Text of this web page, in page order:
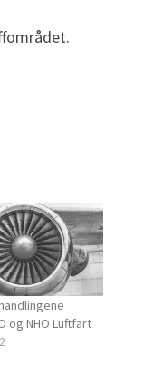
og NHO Luftfart